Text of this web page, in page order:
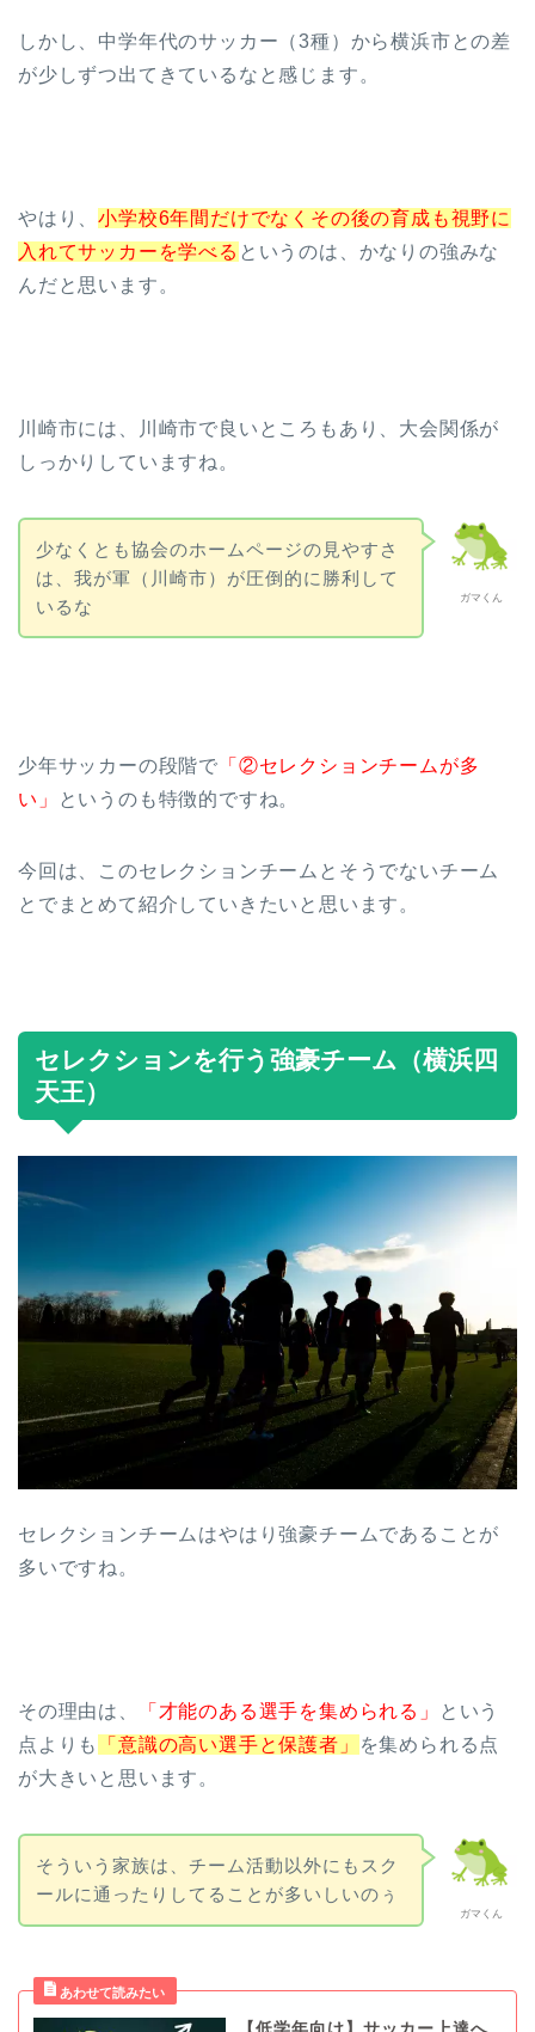
しかし、中学年代のサッカー（3種）から横浜市との差
が少しずつ出てきているなと感じます。
やはり、小学校6年間だけでなくその後の育成も視野に
入れてサッカーを学べる というのは、かなりの強みな
んだと思います。
川崎市には、川崎市で良いところもあり、大会関係が
しっかりしていますね。
ガマくん
少なくとも協会のホームページの見やすさ
は、我が軍（川崎市）が圧倒的に勝利して
いるな
少年サッカーの段階で 「②セレクションチームが多
い」
というのも特徴的ですね。
今回は、このセレクションチームとそうでないチーム
とでまとめて紹介していきたいと思います。
セレクションを行う強豪チーム（横浜四
天王）
セレクションチームはやはり強豪チームであることが
多いですね。
その理由は、 「才能のある選手を集められる」
という
点よりも
「意識の高い選手と保護者」
を集められる点
が大きいと思います。
ガマくん
そういう家族は、チーム活動以外にもスク
ールに通ったりしてることが多いしいのぅ